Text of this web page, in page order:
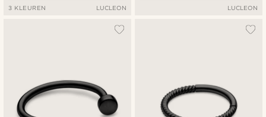
3 KLEUREN LUCLEON LUCLEON